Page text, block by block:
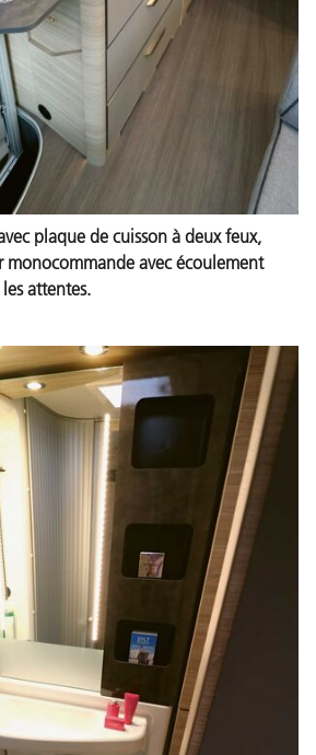
plaque de cuisson à deux feux,
avec écoulement
attentes.